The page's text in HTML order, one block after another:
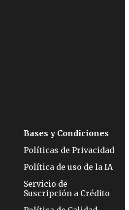
Bases y Condiciones
Políticas de Privacidad
Política de uso de la IA
Servicio de
Suscripción a Crédito